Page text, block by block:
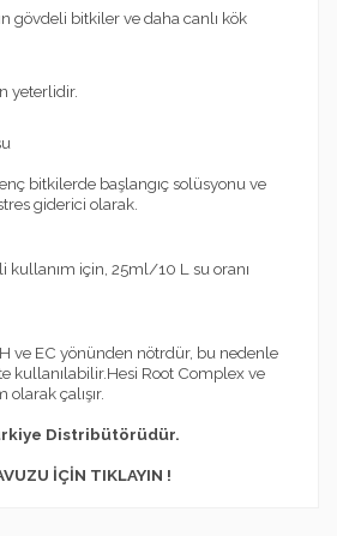
gövdeli bitkiler ve daha canlı kök
yeterlidir.
bitkilerde başlangıç solüsyonu ve
giderici olarak.
kullanım için, 25ml/10 L su oranı
ve EC yönünden nötrdür, bu nedenle
kullanılabilir.Hesi Root Complex ve
olarak çalışır.
Distribütörüdür.
İÇİN TIKLAYIN !